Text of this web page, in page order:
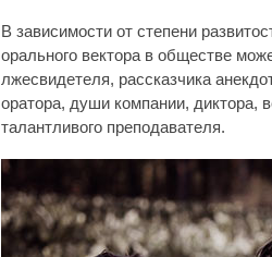
В зависимости от степени
орального вектора в обществе
лжесвидетеля, рассказчика
оратора, души компании, диктора,
талантливого преподавателя.